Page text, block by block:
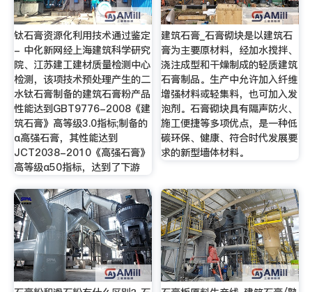
钛石膏资源化利用技术通过鉴定
- 中化新网经上海建筑科学研究
院、江苏建工建材质量检测中心
检测，该项技术预处理产生的二
水钛石膏制备的建筑石膏粉产品
性能达到GBT9776-2008《建
筑石膏》高等级3.0指标;制备的
α高强石膏，其性能达到
JCT2038-2010《高强石膏》
高等级α50指标，达到了下游
建筑石膏_石膏砌块是以建筑石
膏为主要原材料，经加水搅拌、
浇注成型和干燥制成的轻质建筑
石膏制品。生产中允许加入纤维
增强材料或轻集料，也可加入发
泡剂。石膏砌块具有隔声防火、
施工便捷等多项优点，是一种低
碳环保、健康、符合时代发展要
求的新型墙体材料。